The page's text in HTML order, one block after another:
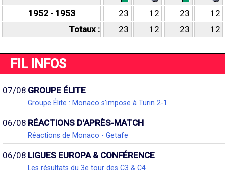
1952 - 1953
23 12 23
12
Totaux :
23 12 23 12
FIL INFOS
07/08 GROUPE ÉLITE
Groupe Élite : Monaco s'impose à Turin 2-1
06/08 RÉACTIONS D'APRÈS-MATCH
Réactions de Monaco - Getafe
06/08 LIGUES EUROPA & CONFÉRENCE
Les résultats du 3e tour des C3 & C4